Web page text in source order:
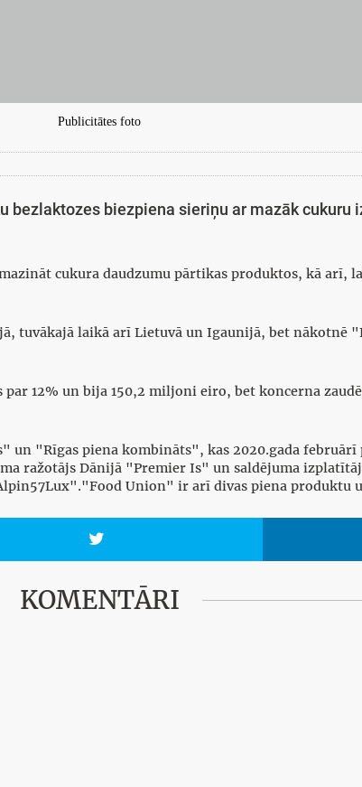
Publicitātes foto
bezlaktozes biezpiena sieriņu ar mazāk cukuru
cukura daudzumu pārtikas produktos, kā arī,
tuvākajā laikā arī Lietuvā un Igaunijā, bet nākotnē
12% un bija 150,2 miljoni eiro, bet koncerna
"Rīgas piena kombināts", kas 2020.gada
ražotājs Dānijā "Premier Is" un saldējuma
Union" ir arī divas piena produktu

KOMENTĀRI